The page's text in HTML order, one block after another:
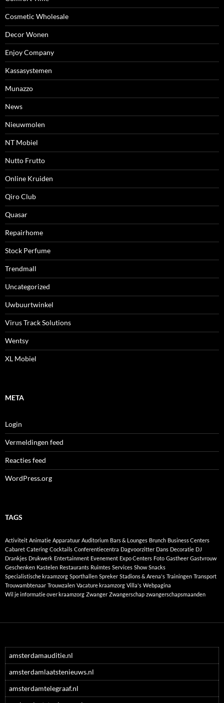
Cosmetic Wholesale
Decor Wonen
Enjoy Company
Kassasystemen
Munazzo
News
Nieuwmolen
NT Mobiel
Nutto Frutto
Online Kruiden
Qiro Club
Quasar
Repairhome
Stock Perfume
Trendmall
Uncategorized
Uwbuurtwinkel
Virus Track Solutions
Wentsy
XL Mobiel
META
Login
Vermeldingen feed
Reacties feed
WordPress.org
TAGS
Activiteit Animatie Apparatuur Auditorium Bars & Lounges Brunch Business Centers
Cabaret Catering Cocktails Conferentiecentra Dagvoorzitter Dans Decoratie DJ
Drankjes Drukwerk Entertainment Evenement Expo Centers Foto Gastheer Gastvrouw
Geschenken Kastelen Restaurants Ruimtes Services Show Snacks
Specialistische kraamzorg Sporthallen Spreker Stadions & Arena's Trainingen Transport
Trouwambtenaar Trouwzalen Vacature kraamzorg Villa's Webpagina
Wil je informatie over kraamzorg Zwanger Zwangerschap zwangerschapsmaanden
amsterdamauditie.nl
amsterdamlaatstenieuws.nl
amsterdamtelegraaf.nl